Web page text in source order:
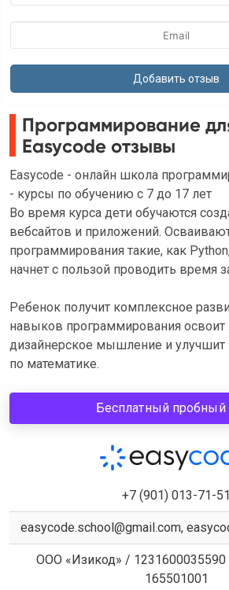
Программирование
Easycode отзывы
Easycode - онлайн школа
- курсы по обучению с 7 до 17 лет
Во время курса дети обучаются
вебсайтов и приложений.
программирования такие, как
начнет с пользой проводить время
Ребенок получит комплексное
навыков программирования освоит
дизайнерское мышление и улучшит
по математике.
Бесплатный пробный
+7 (901) 013-71-51
easycode.school@gmail.com,
ООО «Изикод» /
165501001